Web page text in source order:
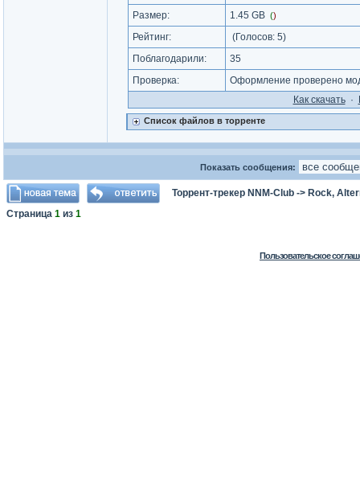
Размер:
1.45 GB ()
Рейтинг: (Голосов: 5)
Поблагодарили:
35
Проверка:
Оформление проверено
Как cкачать·
Список файлов в торренте
Показать сообщения:
Торрент-трекер NNM-Club -> Rock,
Страница 1 из 1
Пользовательское